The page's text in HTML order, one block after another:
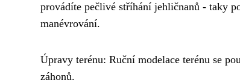
provádíte pečlivé stříhání jehličnanů - taky
manévrování.
Úpravy terénu: Ruční modelace terénu se
záhonů.